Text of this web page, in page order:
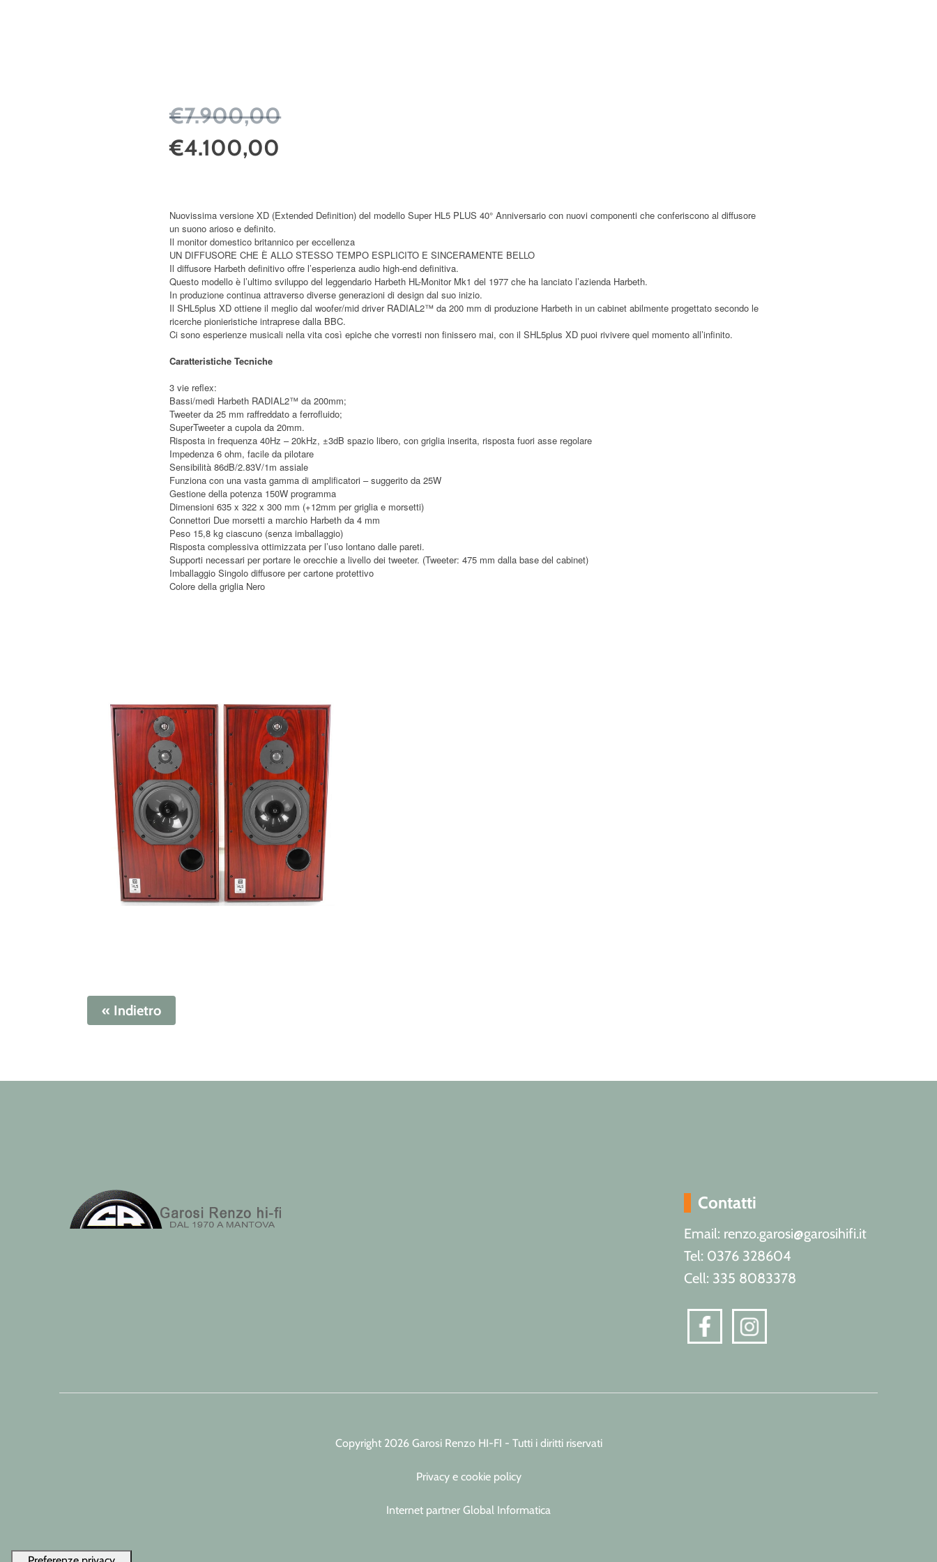
€7.900,00
€4.100,00
Nuovissima versione XD (Extended Definition) del modello Super HL5 PLUS 40° Anniversario con nuovi componenti che conferiscono al diffusore
un suono arioso e definito.
Il monitor domestico britannico per eccellenza
UN DIFFUSORE CHE È ALLO STESSO TEMPO ESPLICITO E SINCERAMENTE BELLO
Il diffusore Harbeth definitivo offre l’esperienza audio high-end definitiva.
Questo modello è l’ultimo sviluppo del leggendario Harbeth HL-Monitor Mk1 del 1977 che ha lanciato l’azienda Harbeth.
In produzione continua attraverso diverse generazioni di design dal suo inizio.
Il SHL5plus XD ottiene il meglio dal woofer/mid driver RADIAL2™ da 200 mm di produzione Harbeth in un cabinet abilmente progettato secondo le
ricerche pionieristiche intraprese dalla BBC.
Ci sono esperienze musicali nella vita così epiche che vorresti non finissero mai, con il SHL5plus XD puoi rivivere quel momento all’infinito.
Caratteristiche Tecniche
3 vie reflex:
Bassi/medi Harbeth RADIAL2™ da 200mm;
Tweeter da 25 mm raffreddato a ferrofluido;
SuperTweeter a cupola da 20mm.
Risposta in frequenza 40Hz – 20kHz, ±3dB spazio libero, con griglia inserita, risposta fuori asse regolare
Impedenza 6 ohm, facile da pilotare
Sensibilità 86dB/2.83V/1m assiale
Funziona con una vasta gamma di amplificatori – suggerito da 25W
Gestione della potenza 150W programma
Dimensioni 635 x 322 x 300 mm (+12mm per griglia e morsetti)
Connettori Due morsetti a marchio Harbeth da 4 mm
Peso 15,8 kg ciascuno (senza imballaggio)
Risposta complessiva ottimizzata per l’uso lontano dalle pareti.
Supporti necessari per portare le orecchie a livello dei tweeter. (Tweeter: 475 mm dalla base del cabinet)
Imballaggio Singolo diffusore per cartone protettivo
Colore della griglia Nero
« Indietro
Contatti
Email: renzo.garosi@garosihifi.it
Tel: 0376 328604
Cell: 335 8083378
Copyright 2026 Garosi Renzo HI-FI - Tutti i diritti riservati
Privacy e cookie policy
Internet partner Global Informatica